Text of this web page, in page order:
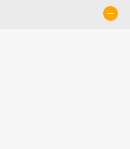
5 Sternen